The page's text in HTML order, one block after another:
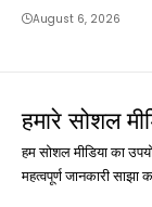
August 6, 2026
हमारे सोशल
हम सोशल मीडिया का
महत्वपूर्ण जानकारी